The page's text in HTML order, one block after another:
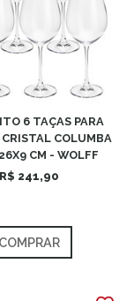
6 TAÇAS PARA
COLUMBA
CM - WOLFF
R$ 241,90
COMPRAR